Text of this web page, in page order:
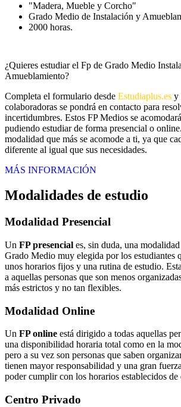
"Madera, Mueble y Corcho"
Grado Medio de Instalación y
2000 horas.
¿Quieres estudiar el Fp de Grado Medio
Amueblamiento?
Completa el formulario desde Estudiaplus.es y
colaboradoras se pondrá en contacto para
incertidumbres. Estos FP Medios se
pudiendo estudiar de forma presencial o
modalidad que más se acomode a ti, ya que
diferente al igual que sus necesidades.
MÁS INFORMACIÓN
Modalidades de estudio
Modalidad Presencial
Un FP presencial es, sin duda, una
Grado Medio muy elegida por los estudiantes
unos horarios fijos y una rutina de estudio.
a aquellas personas que son menos
más estrictos y no tan flexibles.
Modalidad Online
Un FP online está dirigido a todas aquellas
una disponibilidad horaria total como en la
pero a su vez son personas que saben
tienen mayor responsabilidad y una gran
poder cumplir con los horarios establecidos de
Centro Privado